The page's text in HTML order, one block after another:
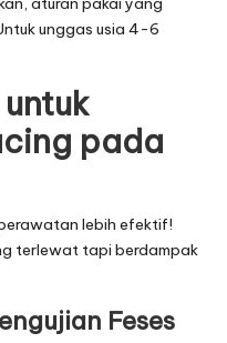
unggas usia 4-6
pada
lebih efektif!
terlewat tapi berdampak
Feses